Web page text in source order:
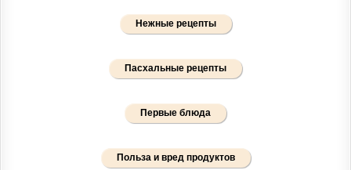
Нежные рецепты
Пасхальные рецепты
Первые блюда
Польза и вред продуктов